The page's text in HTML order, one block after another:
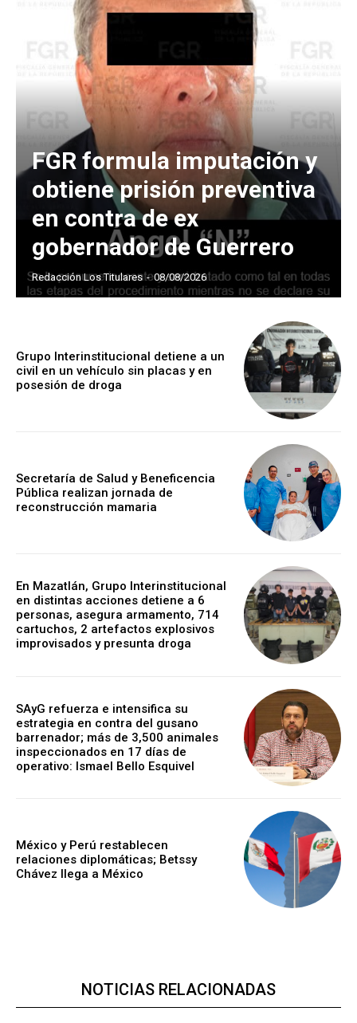
FGR formula imputación y
obtiene prisión preventiva
en contra de ex
gobernador de Guerrero
Redacción Los Titulares - 08/08/2026
Grupo Interinstitucional detiene a un
civil en un vehículo sin placas y en
posesión de droga
Secretaría de Salud y Beneficencia
Pública realizan jornada de
reconstrucción mamaria
En Mazatlán, Grupo Interinstitucional
en distintas acciones detiene a 6
personas, asegura armamento, 714
cartuchos, 2 artefactos explosivos
improvisados y presunta droga
SAyG refuerza e intensifica su
estrategia en contra del gusano
barrenador; más de 3,500 animales
inspeccionados en 17 días de
operativo: Ismael Bello Esquivel
México y Perú restablecen
relaciones diplomáticas; Betssy
Chávez llega a México
NOTICIAS RELACIONADAS